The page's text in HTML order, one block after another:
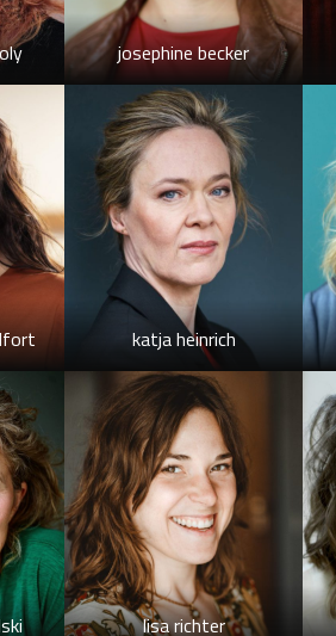
josephine becker
katja heinrich
lisa richter